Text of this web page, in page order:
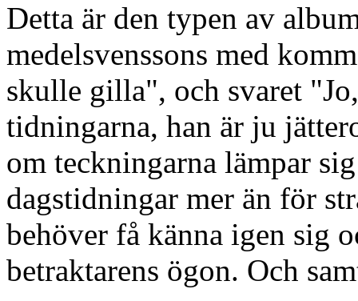
Detta är den typen av
medelsvenssons med
skulle gilla", och svaret
tidningarna, han är ju
om teckningarna lämpar
dagstidningar mer än för
behöver få känna igen sig
betraktarens ögon. Och